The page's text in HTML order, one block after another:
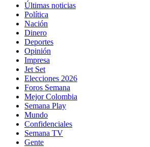
Últimas noticias
Política
Nación
Dinero
Deportes
Opinión
Impresa
Jet Set
Elecciones 2026
Foros Semana
Mejor Colombia
Semana Play
Mundo
Confidenciales
Semana TV
Gente